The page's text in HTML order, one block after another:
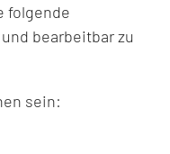
folgende
bearbeitbar zu
sein: